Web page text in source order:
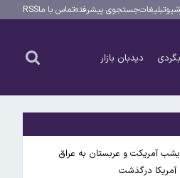
تبلیغاتجستجوی پیشرفتهتماس با ماRSS
دیدبان بازار
آمریکا درگذشت